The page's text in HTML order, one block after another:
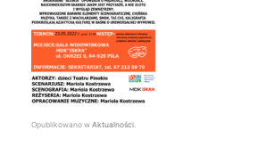
Opublikowano w Aktualności